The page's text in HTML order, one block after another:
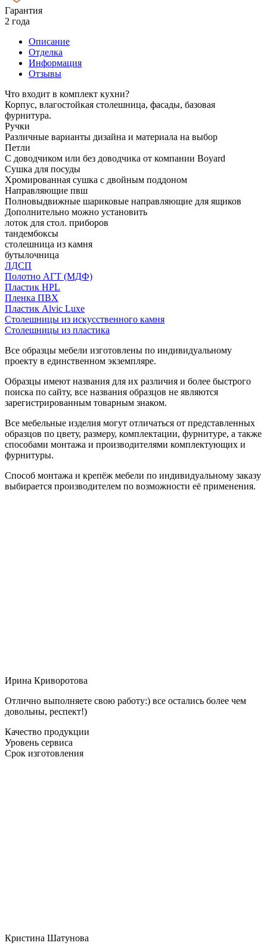
Гарантия
2 года
Описание
Отделка
Информация
Отзывы
Что входит в комплект кухни?
Корпус, влагостойкая столешница, фасады, базовая
фурнитура.
Ручки
Различные варианты дизайна и материала на выбор
Петли
С доводчиком или без доводчика от компании Boyard
Сушка для посуды
Хромированная сушка с двойным поддоном
Направляющие пвш
Полновыдвижные шариковые направляющие для ящиков
Дополнительно можно установить
лоток для стол. приборов
тандембоксы
столешница из камня
бутылочница
ЛДСП
Полотно АГТ (МДФ)
Пластик HPL
Пленка ПВХ
Пластик Alvic Luxe
Столешницы из искусственного камня
Столешницы из пластика
Все образцы мебели изготовлены по индивидуальному
проекту в единственном экземпляре.
Образцы имеют названия для их различия и более быстрого
поиска по сайту, все названия образцов не являются
зарегистрированным товарным знаком.
Все мебельные изделия могут отличаться от представленных
образцов по цвету, размеру, комплектации, фурнитуре, а также
способами монтажа и производителями комплектующих и
фурнитуры.
Способ монтажа и крепёж мебели по индивидуальному заказу
выбирается производителем по возможности её применения.
Ирина Криворотова
Отлично выполняете свою работу:) все остались более чем
довольны, респект!)
Качество продукции
Уровень сервиса
Срок изготовления
Кристина Шатунова